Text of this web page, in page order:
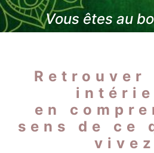
Vous êtes au
Retrouver
en
sens de ce
vivez